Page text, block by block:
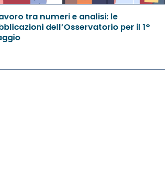
tra numeri e analisi: le
dell’Osservatorio per il 1°